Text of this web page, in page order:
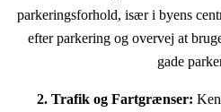
parkeringsforhold, især i byens
efter parkering og overvej at
gade
2. Trafik og Fartgrænser: